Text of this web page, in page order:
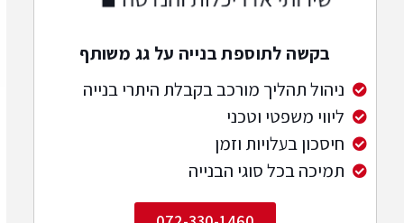
בקשה לתוספת בנייה על גג משותף
ניהול תהליך מורכב בקבלת היתרי בנייה
ליווי משפטי וטכני
חיסכון בעלויות וזמן
תמיכה בכל סוגי הבנייה